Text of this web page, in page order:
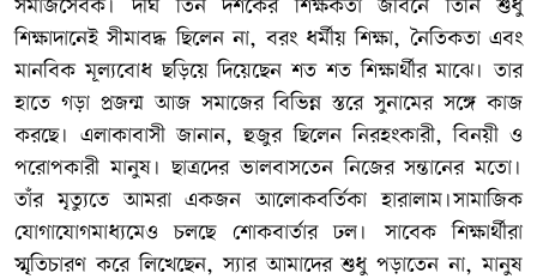
সমাজসেবক। দীর্ঘ তিন দশকের শিক্ষকতা জীবনে তিনি শুধু
শিক্ষাদানেই সীমাবদ্ধ ছিলেন না, বরং ধর্মীয় শিক্ষা, নৈতিকতা এবং
মানবিক মূল্যবোধ ছড়িয়ে দিয়েছেন শত শত শিক্ষার্থীর মাঝে। তার
হাতে গড়া প্রজন্ম আজ সমাজের বিভিন্ন স্তরে সুনামের সঙ্গে কাজ
করছে। এলাকাবাসী জানান, হুজুর ছিলেন নিরহংকারী, বিনয়ী ও
পরোপকারী মানুষ। ছাত্রদের ভালবাসতেন নিজের সন্তানের মতো।
তাঁর মৃত্যুতে আমরা একজন আলোকবর্তিকা হারালাম।সামাজিক
যোগাযোগমাধ্যমেও চলছে শোকবার্তার ঢল। সাবেক শিক্ষার্থীরা
স্মৃতিচারণ করে লিখেছেন, স্যার আমাদের শুধু পড়াতেন না, মানুষ